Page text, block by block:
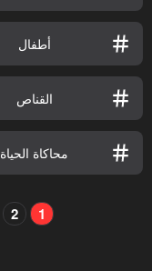
أطفال
القناص
محاكاة الحياة
1
2